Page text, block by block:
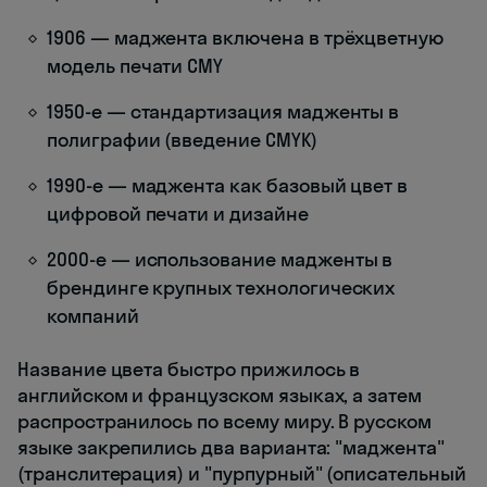
1906 — маджента включена в трёхцветную
модель печати CMY
1950-е — стандартизация мадженты в
полиграфии (введение CMYK)
1990-е — маджента как базовый цвет в
цифровой печати и дизайне
2000-е — использование мадженты в
брендинге крупных технологических
компаний
Название цвета быстро прижилось в
английском и французском языках, а затем
распространилось по всему миру. В русском
языке закрепились два варианта: "маджента"
(транслитерация) и "пурпурный" (описательный